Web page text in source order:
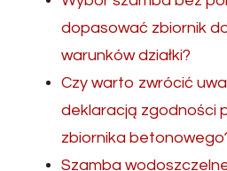
dopasować zbiornik
warunków działki?
Czy warto zwrócić
deklaracją zgodności
zbiornika
Szamba